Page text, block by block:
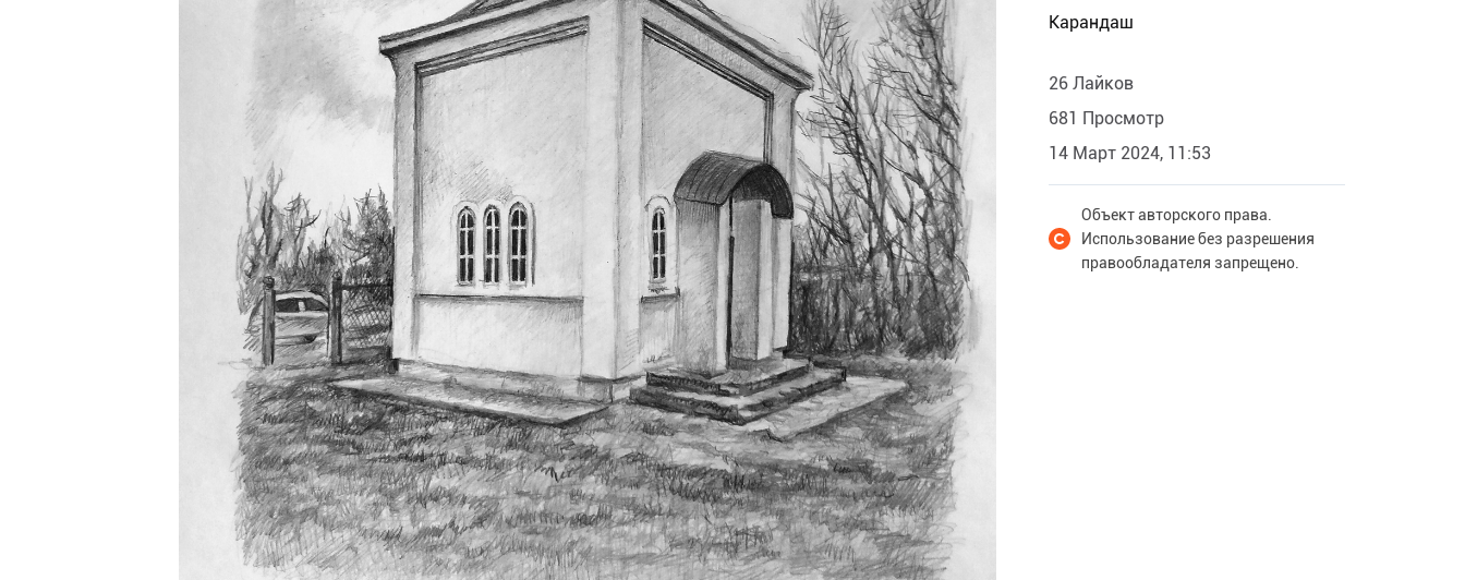
Карандаш
26 Лайков
681 Просмотр
14 Март 2024, 11:53
Объект авторского права.
Использование без разрешения
правообладателя запрещено.